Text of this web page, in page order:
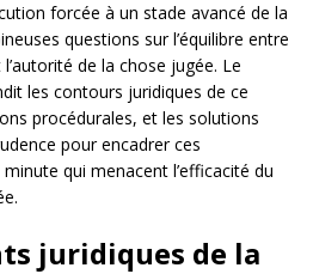
forcée à un stade avancé de la
questions sur l’équilibre entre
de la chose jugée. Le
les contours juridiques de ce
procédurales, et les solutions
pour encadrer ces
qui menacent l’efficacité du
juridiques de la